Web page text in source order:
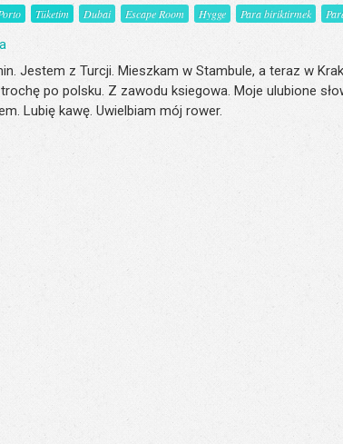
Tüketim Dubai Escape Room Hygge Para biriktirmek
Jestem z Turcji. Mieszkam w Stambule, a teraz w
po polsku. Z zawodu ksiegowa. Moje ulubione
Lubię kawę. Uwielbiam mój rower.